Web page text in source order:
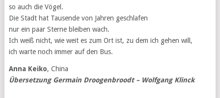
so auch die Vögel.
Die Stadt hat Tausende von Jahren geschlafen
nur ein paar Sterne bleiben wach.
Ich weiß nicht, wie weit es zum Ort ist, zu dem ich gehen will,
ich warte noch immer auf den Bus.
Anna Keiko, China
Übersetzung Germain Droogenbroodt – Wolfgang Klinck